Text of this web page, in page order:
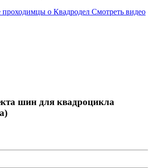
Смотреть видео
шин для квадроцикла